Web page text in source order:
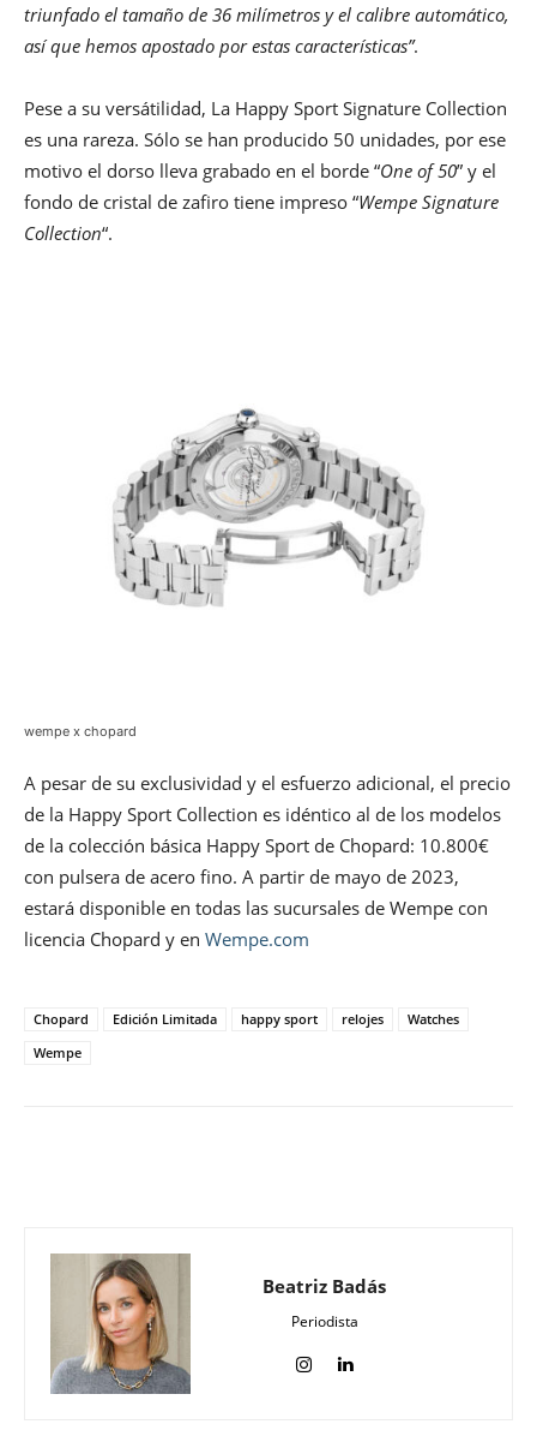
triunfado el tamaño de 36 milímetros y el calibre automático,
así que hemos apostado por estas características”.
Pese a su versátilidad, La Happy Sport Signature Collection
es una rareza. Sólo se han producido 50 unidades, por ese
motivo el dorso lleva grabado en el borde “One of 50” y el
fondo de cristal de zafiro tiene impreso “Wempe Signature
Collection“.
wempe x chopard
A pesar de su exclusividad y el esfuerzo adicional, el precio
de la Happy Sport Collection es idéntico al de los modelos
de la colección básica Happy Sport de Chopard: 10.800€
con pulsera de acero fino. A partir de mayo de 2023,
estará disponible en todas las sucursales de Wempe con
licencia Chopard y en Wempe.com
Chopard Edición Limitada happy sport relojes
Watches
Wempe
Beatriz Badás
Periodista